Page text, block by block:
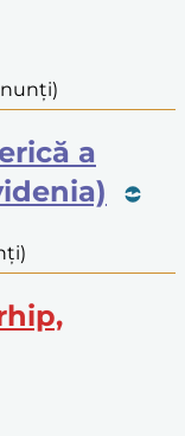
nunți)
a